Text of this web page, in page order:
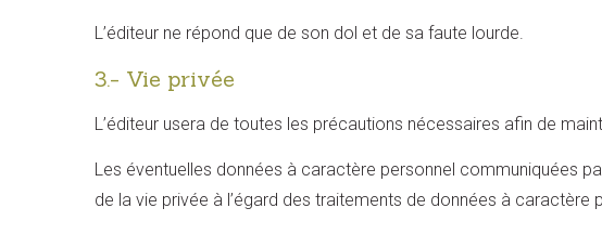
L’éditeur ne répond que de son dol et de sa faute lourde.
3.- Vie privée
L’éditeur usera de toutes les précautions nécessaires afin de
Les éventuelles données à caractère personnel communiquées
de la vie privée à l’égard des traitements de données à caractère